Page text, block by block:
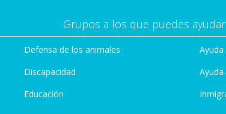
Grupos a los que puedes
Defensa de los animales
Discapacidad
Educación